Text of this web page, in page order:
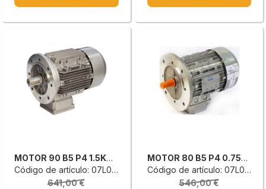
MOTOR 90 B5 P4 1.5KW 230/400V
Código de artículo: 07L0052452G
641,00 €
MOTOR 80 B5 P4 0.75KW 230/400V50
Código de artículo: 07L0051600A
546,00 €